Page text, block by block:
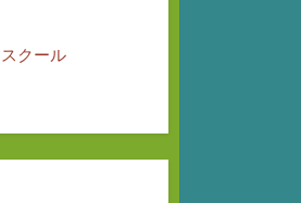
クール